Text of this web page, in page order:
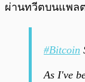
ผ่านทวีตบนแพล
#Bitcoin
As I've